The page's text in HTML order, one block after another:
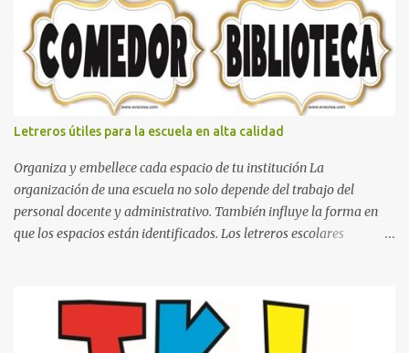
décadas. En esta primera sección, el abecedario nos presenta:
Identidad Visual: Un diseño de bloques con bordes negros gruesos
que resaltan sobre cualquier fondo. Paleta de Colores: Una
secuencia dinámica que alterna entre el rojo de Mario, el verde de
Luigi, y los tonos azul y amarillo clásicos de los elementos del
juego. Contenido Actual: La imagen muestra la organización desde
la letra A hasta la M, estableciendo el estilo geométrico y divertido
que define a toda la colección. Primera parte del juego de letras
in...
Letreros útiles para la escuela en alta calidad
Organiza y embellece cada espacio de tu institución La
organización de una escuela no solo depende del trabajo del
personal docente y administrativo. También influye la forma en
que los espacios están identificados. Los letreros escolares
decorativo que hace que la institución luzca más ordenada,
moderna y acogedora. Pensando en esta necesidad, he diseñado
una colección de letreros útiles para la escuela con un estilo